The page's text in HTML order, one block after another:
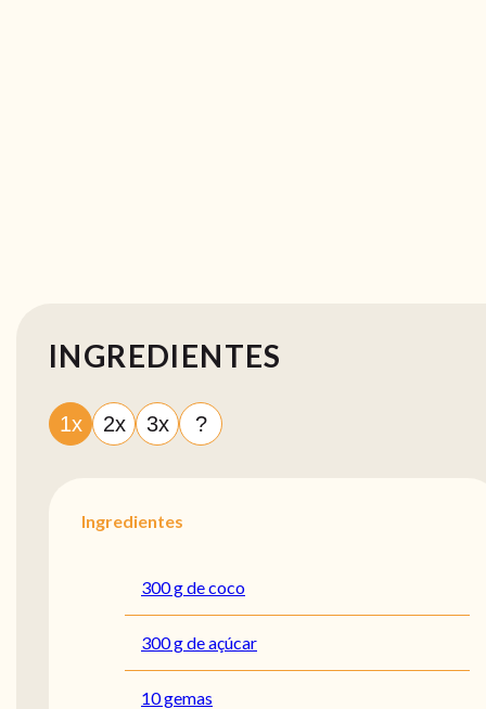
INGREDIENTES
1x 2x 3x ?
Ingredientes
300 g de coco
300 g de açúcar
10 gemas